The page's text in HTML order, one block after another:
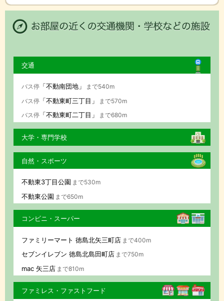
交通
バス停「不動南団地」
まで540m
バス停「不動東町三丁目」
まで570m
バス停「不動東町二丁目」 まで680m
大学・専門学校
自然・スポーツ
不動東3丁目公園 まで530m
不動東公園 まで650m
コンビニ・スーパー
ファミリーマート 徳島北矢三町店 まで400m
セブンイレブン 徳島北島田町店 まで750m
mac 矢三店 まで810m
ファミレス・ファストフード